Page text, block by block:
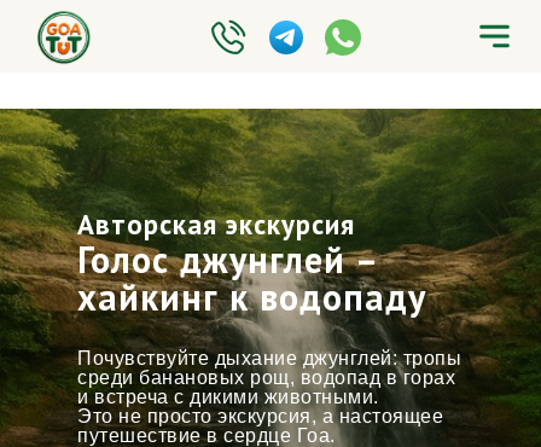
Авторская экскурсия
Голос джунглей –
хайкинг к водопаду
Почувствуйте дыхание джунглей: тропы
среди банановых рощ, водопад в горах
и встреча с дикими животными.
Это не просто экскурсия, а настоящее
путешествие в сердце Гоа.